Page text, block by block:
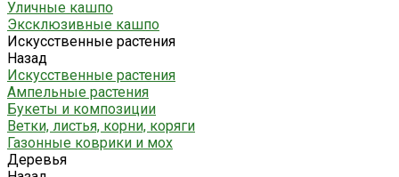
Уличные кашпо
Эксклюзивные кашпо
Искусственные растения
Назад
Искусственные растения
Ампельные растения
Букеты и композиции
Ветки, листья, корни, коряги
Газонные коврики и мох
Деревья